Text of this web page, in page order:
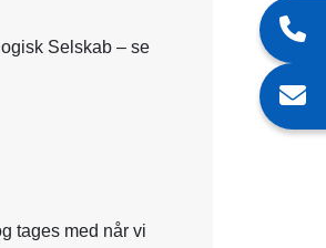
Selskab – se
tages med når vi